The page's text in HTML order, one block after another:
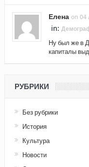
Елена on 04
in:
Ну был же в
капиталы
РУБРИКИ
Без рубрики
История
Культура
Новости